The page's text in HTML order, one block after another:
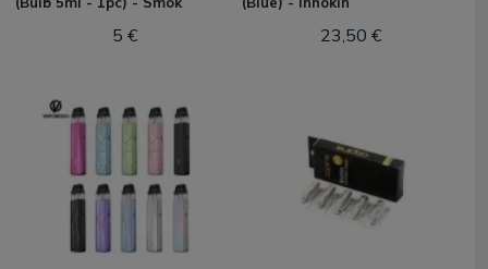
5 € 23,50 €